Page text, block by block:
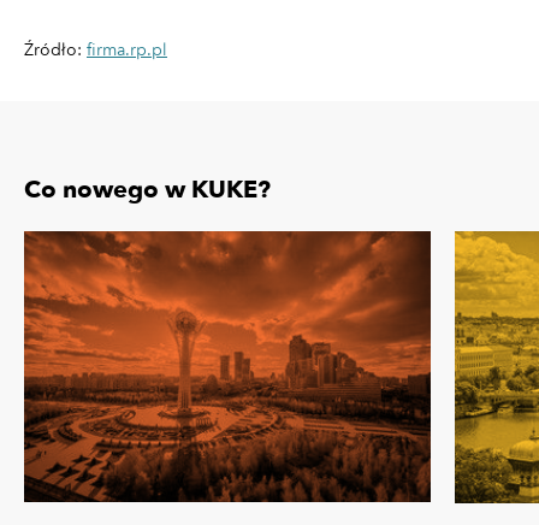
Źródło: firma.rp.pl
Co nowego w KUKE?